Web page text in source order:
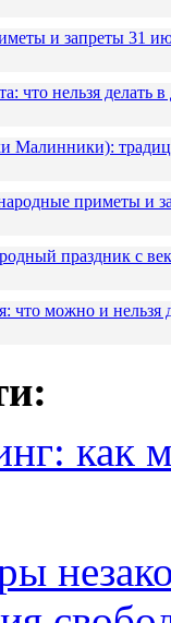
и запреты 31
что нельзя делать
Малинники):
приметы и
праздник с
можно и нельзя
как